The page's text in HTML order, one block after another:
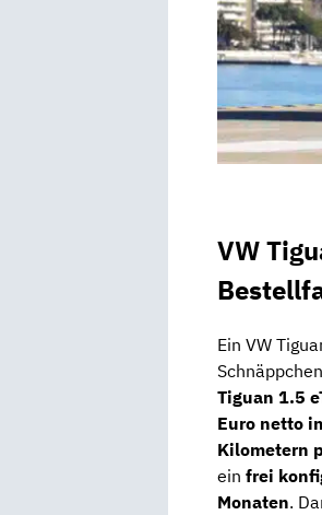
VW
Ein VW
Tiguan 1.5
Euro netto
Kilometern
ein frei
Monaten.